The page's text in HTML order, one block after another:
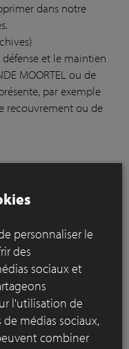
dans notre
et le maintien
MOORTEL ou de
par exemple
recouvrement ou de
:
à la segmentation
vos besoins – afin de
services correspondant
À cet effet,
notamment :
personnaliser le
des
sociaux et
l'utilisation de
médias sociaux,
combiner